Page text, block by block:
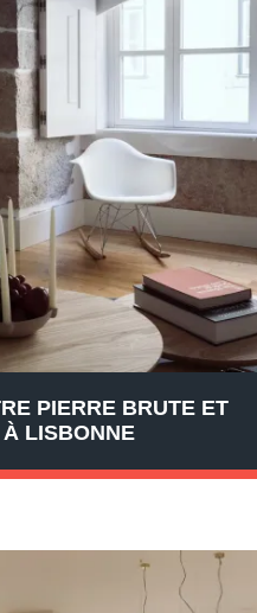
PIERRE BRUTE ET
LISBONNE